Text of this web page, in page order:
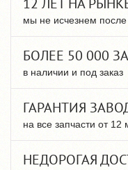
мы не исчезнем
БОЛЕЕ 50 000
в наличии и под заказ
ГАРАНТИЯ
на все запчасти от 12
НЕДОРОГАЯ